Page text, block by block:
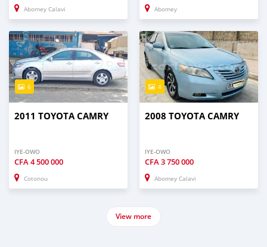
Abomey Calavi Abomey
6
2011 TOYOTA CAMRY
IYE-OWO
CFA4 500 000
Cotonou
4
2008 TOYOTA CAMRY
IYE-OWO
CFA3 750 000
Abomey Calavi
View more